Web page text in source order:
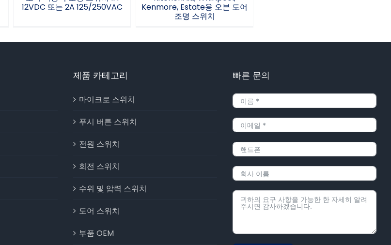
12VDC 또는 2A 125/250VAC
Kenmore, Estate용 오븐 도어
조명 스위치
제품 카테고리
마이크로 스위치
푸시 버튼 스위치
전원 스위치
회전 스위치
수위 및 압력 스위치
도어 스위치
부품 OEM
빠른 문의